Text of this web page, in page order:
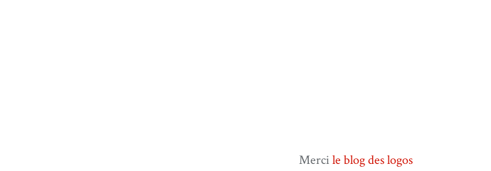
Mercile blog des logos